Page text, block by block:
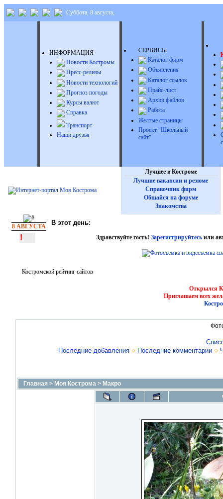
Суббота, 8 августа,
ИНФОРМАЦИЯ
Новости Костромы
Пресс-релизы
Новости технологий
Прогноз погоды
Курсы валют
Справка
Транспорт
Наши друзья
СЕРВИСЫ
Каталог фирм
Объявления
Каталог ссылок
Прайс-лист
Архив файлов
Работа
Желтые страницы
Проект "Школьный
сайт"
Лучшее в Костроме
Лучшие вакансии и резюме
Справочник фирм
Общайся на форуме
Знакомства
8 АВГУСТА В этот день:
! Здравствуйте гость! Зарегистрируйтесьили
Костромской рейтинг сайтов
Открылся
Приглашаем всех
Последние добавления
Последние комментарии
Главная > Моя Кострома> Макро